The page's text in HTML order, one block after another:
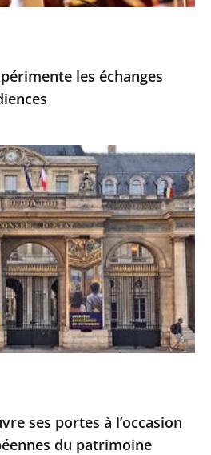
les échanges
ses portes à l’occasion
du patrimoine